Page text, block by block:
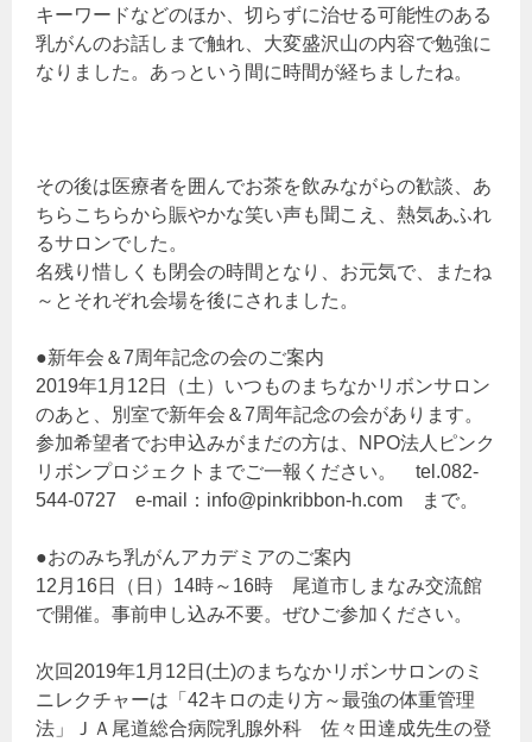
キーワードなどのほか、切らずに治せる可能性のある
乳がんのお話しまで触れ、大変盛沢山の内容で勉強に
なりました。あっという間に時間が経ちましたね。
その後は医療者を囲んでお茶を飲みながらの歓談、あ
ちらこちらから賑やかな笑い声も聞こえ、熱気あふれ
るサロンでした。
名残り惜しくも閉会の時間となり、お元気で、またね
～とそれぞれ会場を後にされました。
●新年会＆7周年記念の会のご案内
2019年1月12日（土）いつものまちなかリボンサロン
のあと、別室で新年会＆7周年記念の会があります。
参加希望者でお申込みがまだの方は、NPO法人ピンク
リボンプロジェクトまでご一報ください。 tel.082-
544-0727 e-mail：info@pinkribbon-h.com まで。
●おのみち乳がんアカデミアのご案内
12月16日（日）14時～16時 尾道市しまなみ交流館
で開催。事前申し込み不要。ぜひご参加ください。
次回2019年1月12日(土)のまちなかリボンサロンのミ
ニレクチャーは「42キロの走り方～最強の体重管理
法」ＪＡ尾道総合病院乳腺外科 佐々田達成先生の登